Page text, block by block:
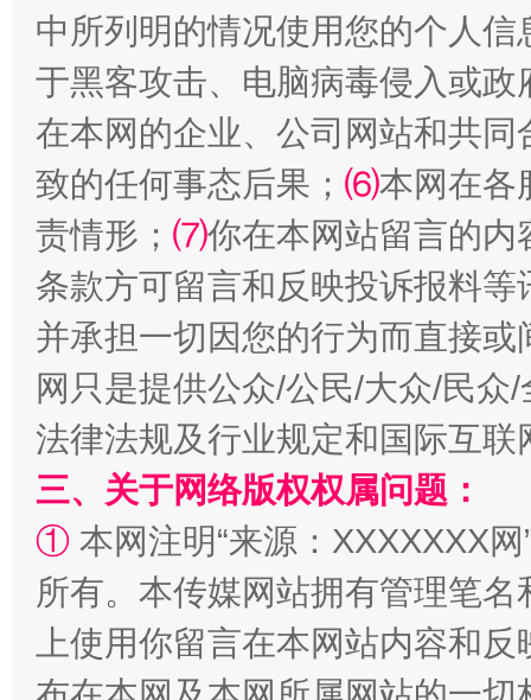
阿坝州三大球赛在茂县开幕 规模
国家大学科技园优化重塑工作
中所列明的情况使用您的个人
于黑客攻击、电脑病毒侵入或
在本网的企业、公司网站和共
致的任何事态后果； ⑹本网在各
责情形； ⑺你在本网站留言的内
条款方可留言和反映投诉报料
并承担一切因您的行为而直接
网只是提供公众/公民/大众/民
法律法规及行业规定和国际互
三、关于网络版权权属问题：
① 本网注明“来源：XXXXXXX
所有。本传媒网站拥有管理笔
上使用你留言在本网站内容和